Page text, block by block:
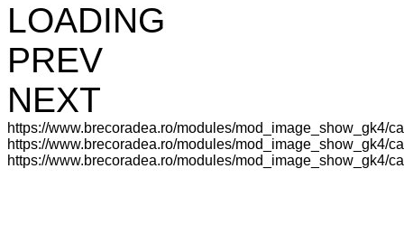
LOADING
PREV
NEXT
https://www.brecoradea.ro/modules/mod_image_show_gk4/
https://www.brecoradea.ro/modules/mod_image_show_gk4/
https://www.brecoradea.ro/modules/mod_image_show_gk4/